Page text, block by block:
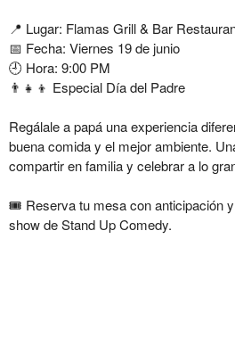
📍 Lugar: Flamas Grill & Bar
📅 Fecha: Viernes 19 de junio
🕘 Hora: 9:00 PM
👨‍👧‍👦 Especial Día del Padre
Regálale a papá una experiencia
buena comida y el mejor ambiente.
compartir en familia y celebrar a lo
🎟️ Reserva tu mesa con anticipación
show de Stand Up Comedy.